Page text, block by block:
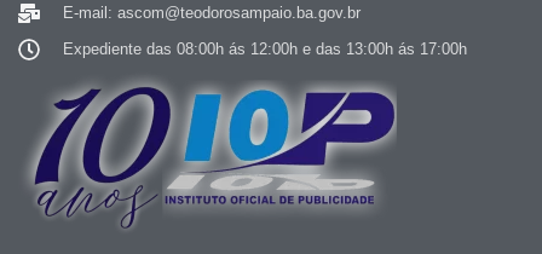
E-mail: ascom@teodorosampaio.ba.gov.br
Expediente das 08:00h ás 12:00h e das 13:00h ás 17:00h